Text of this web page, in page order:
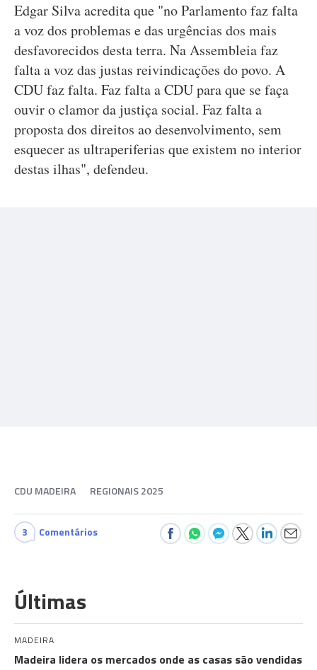
Edgar Silva acredita que "no Parlamento faz falta
a voz dos problemas e das urgências dos mais
desfavorecidos desta terra. Na Assembleia faz
falta a voz das justas reivindicações do povo. A
CDU faz falta. Faz falta a CDU para que se faça
ouvir o clamor da justiça social. Faz falta a
proposta dos direitos ao desenvolvimento, sem
esquecer as ultraperiferias que existem no interior
destas ilhas", defendeu.
CDU MADEIRA REGIONAIS 2025
3 Comentários
Últimas
MADEIRA
Madeira lidera os mercados onde as casas são vendidas